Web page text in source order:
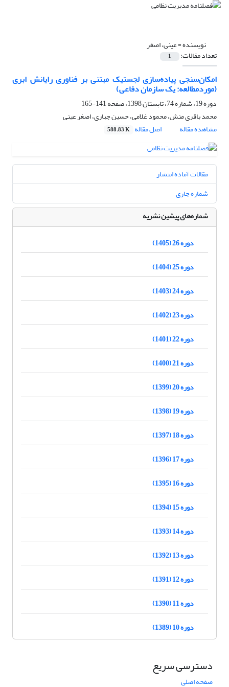
نویسنده =عینی، اصغر
تعداد مقالات: 1
امکان‌سنجی پیاده‌سازی لجستیک مبتنی بر فناوری رایانش ابری
(موردمطالعه: یک سازمان دفاعی)
دوره 19، شماره 74، تابستان 1398، صفحه
141-165
محمد باقری منش، محمود غلامی، حسین جباری، اصغر عینی
مشاهده مقاله
اصل مقاله 588.83 K
مقالات آماده انتشار
شماره جاری
شماره‌های پیشین نشریه
دوره 26 (1405)
دوره 25 (1404)
دوره 24 (1403)
دوره 23 (1402)
دوره 22 (1401)
دوره 21 (1400)
دوره 20 (1399)
دوره 19 (1398)
دوره 18 (1397)
دوره 17 (1396)
دوره 16 (1395)
دوره 15 (1394)
دوره 14 (1393)
دوره 13 (1392)
دوره 12 (1391)
دوره 11 (1390)
دوره 10 (1389)
دسترسی سریع
صفحه اصلی